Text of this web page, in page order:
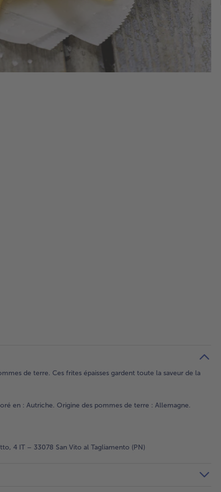
de terre. Ces frites épaisses gardent toute la saveur de la
en : Autriche. Origine des pommes de terre : Allemagne.
4 IT – 33078 San Vito al Tagliamento (PN)